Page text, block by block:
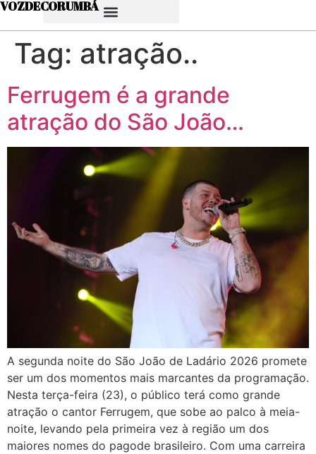
VOZDECORUMBÁ
Tag: atração..
Ferrugem é a grande
atração do São João…
A segunda noite do São João de Ladário 2026 promete
ser um dos momentos mais marcantes da programação.
Nesta terça-feira (23), o público terá como grande
atração o cantor Ferrugem, que sobe ao palco à meia-
noite, levando pela primeira vez à região um dos
maiores nomes do pagode brasileiro. Com uma carreira